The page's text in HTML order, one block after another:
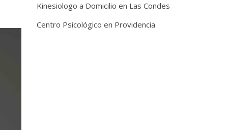
Kinesiologo a Domicilio en Las Condes
Centro Psicológico en Providencia